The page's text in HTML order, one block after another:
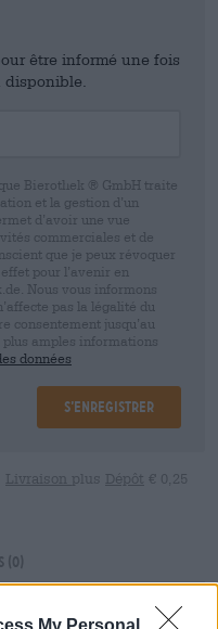
My Personal
être informé une fois
disponible.
Bierothek ® GmbH traite
et la gestion d’un
d’avoir une vue
commerciales et de
que je peux révoquer
pour l’avenir en
Nous vous informons
pas la légalité du
consentement jusqu’au
amples informations
données
S’enregistrer
Livraison plus Dépôt € 0,25
(0)